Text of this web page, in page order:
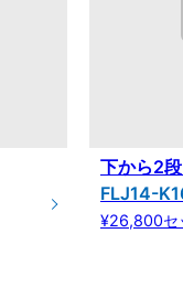
下から2
FLJ14-
¥26,800セ